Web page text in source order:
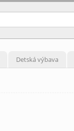
Detská výbava